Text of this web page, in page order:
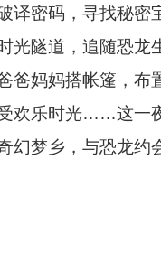
译密码，寻找秘
光隧道，追随恐龙
爸妈妈搭帐篷，
欢乐时光……这一
幻梦乡，与恐龙约